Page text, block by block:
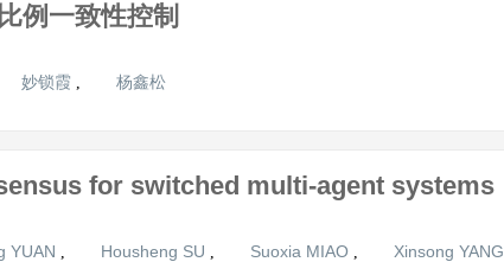
例一致性控制
妙锁霞 , 杨鑫松
for switched multi-agent systems
YUAN , Housheng SU , Suoxia MIAO , Xinsong YANG